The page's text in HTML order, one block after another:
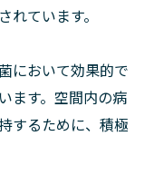
ています。
において効果的で
ます。空間内の病
するために、積極